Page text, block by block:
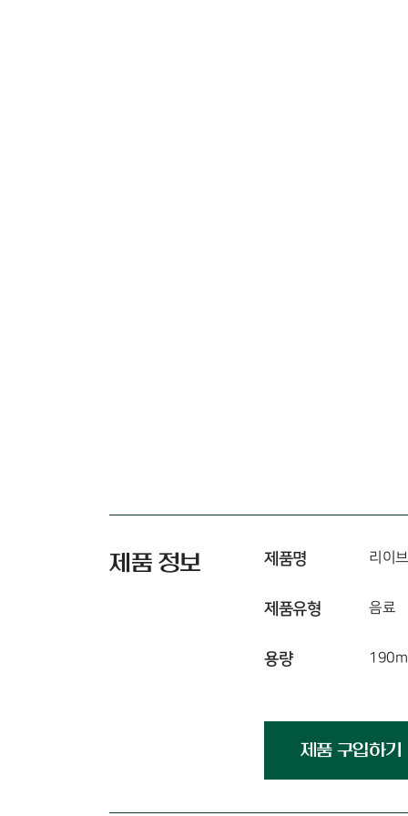
제품 정보 제품명 리이
제품유형 음료
용량
제품 구입하기